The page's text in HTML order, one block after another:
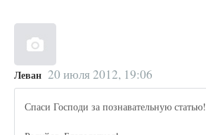
Леван 20 июля 2012, 19:06
Спаси Господи за познавательную статью!